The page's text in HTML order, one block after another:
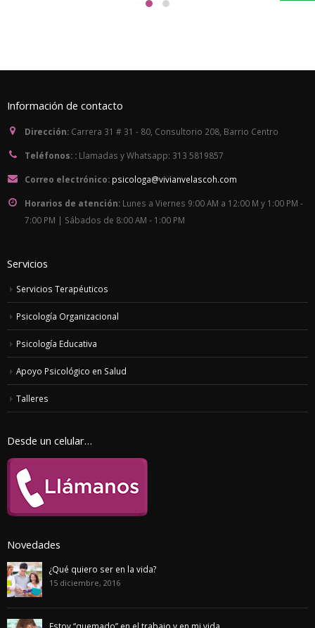
Información de contacto
Dirección: Carrera 31 # 31 - 80, Consultorio 208, Barrio Centro
Teléfonos: : Llamadas y Whatsapp: 313 5819857
Correo electrónico: psicologa@vivianvelascoh.com
Horarios de atención: Lunes a Viernes 9:00 AM a 12:00 M y 1:00 PM -
7:00 PM | Sábados de 8:00 AM - 1:00 PM
Servicios
Servicios Terapéuticos
Psicología Organizacional
Psicología Educativa
Apoyo Psicológico en Salud
Talleres
Desde un celular…
Novedades
¿Qué quiero ser en la vida?
15 diciembre, 2016